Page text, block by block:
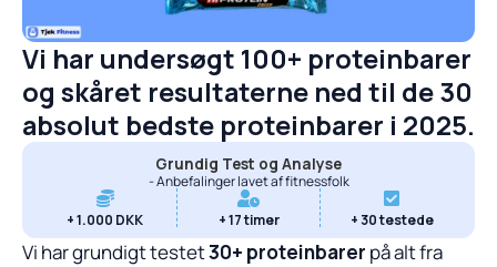
Vi har undersøgt 100+ proteinbarer
og skåret resultaterne ned til de 30
absolut bedste proteinbarer i 2025.
Grundig Test og Analyse
- Anbefalinger lavet af fitnessfolk
+ 1.000 DKK + 17 timer + 30 testede
Vi har grundigt testet30+ proteinbarer på alt fra